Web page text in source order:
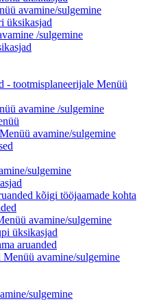
avamine/sulgemine
üksikasjad
/sulgemine
- tootmisplaneerijale Menüü
avamine /sulgemine
Menüü avamine/sulgemine
sulgemine
kõigi tööjaamade kohta
avamine/sulgemine
üksikasjad
aruanded
Menüü avamine/sulgemine
sulgemine